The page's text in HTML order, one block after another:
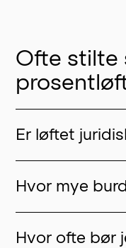
Ofte stilte
Er løftet
Hvor mye
Hvor ofte bør